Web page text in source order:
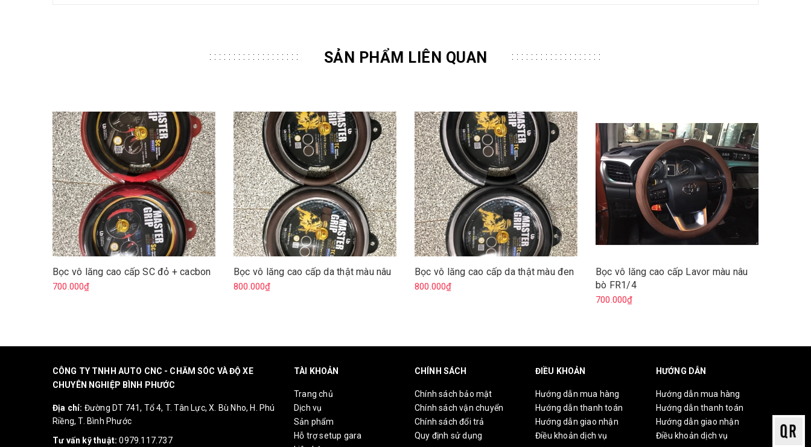
SẢN PHẨM LIÊN QUAN
Bọc vô lăng cao cấp SC đỏ + cacbon
700.000₫
Bọc vô lăng cao cấp da thật màu nâu
800.000₫
Bọc vô lăng cao cấp da thật màu đen
800.000₫
Bọc vô lăng cao cấp Lavor màu nâu
bò FR1/4
700.000₫
CÔNG TY TNHH AUTO CNC - CHĂM SÓC VÀ ĐỘ XE
CHUYÊN NGHIỆP BÌNH PHƯỚC
Địa chỉ: Đường DT 741, Tổ 4, T. Tân Lực, X. Bù Nho, H. Phú
Riềng, T. Bình Phước
Tư vấn kỹ thuật: 0979.117.737
TÀI KHOẢN
Trang chủ
Dịch vụ
Sản phẩm
Hỗ trợ setup gara
CHÍNH SÁCH
Chính sách bảo mật
Chính sách vận chuyển
Chính sách đổi trả
Quy định sử dụng
ĐIỀU KHOẢN
Hướng dẫn mua hàng
Hướng dẫn thanh toán
Hướng dẫn giao nhận
Điều khoản dịch vụ
HƯỚNG DẪN
Hướng dẫn mua hàng
Hướng dẫn thanh toán
Hướng dẫn giao nhận
Điều khoản dịch vụ